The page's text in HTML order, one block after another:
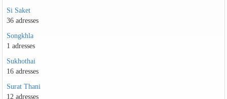
Si Saket
36 adresses
Songkhla
1 adresses
Sukhothai
16 adresses
Surat Thani
12 adresses